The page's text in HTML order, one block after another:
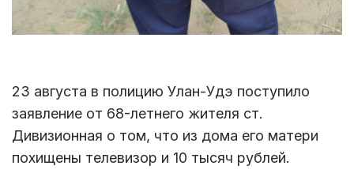
23 августа в полицию Улан-Удэ поступило
заявление от 68-летнего жителя ст.
Дивизионная о том, что из дома его матери
похищены телевизор и 10 тысяч рублей.